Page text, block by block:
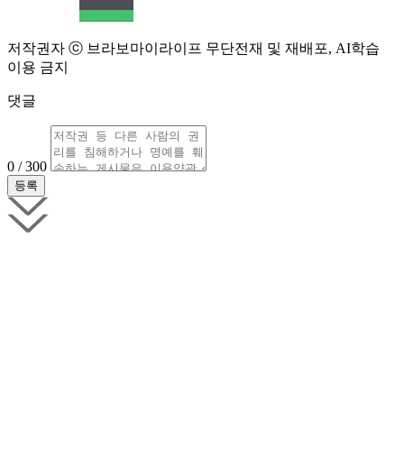
저작권자 ⓒ 브라보마이라이프 무단전재 및 재배포, AI학습
이용 금지
댓글
0 / 300